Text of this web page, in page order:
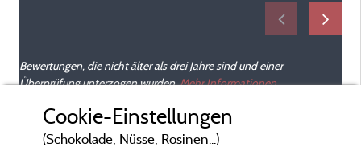
Bewertungen, die nicht älter als drei Jahre sind und einer
Überprüfung unterzogen wurden.Mehr Informationen
Cookie-Einstellungen
(Schokolade, Nüsse, Rosinen...)